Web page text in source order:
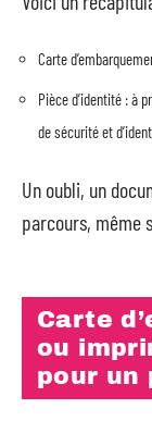
Carte
Pièce d’identité : à
de sécurité et
Un oubli, un
parcours, même
Carte
ou
pour un